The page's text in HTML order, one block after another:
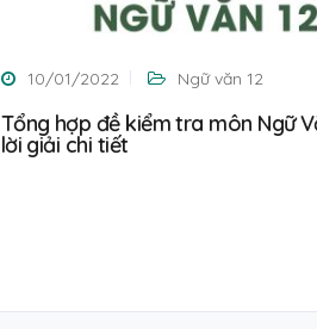
10/01/2022 Ngữ văn 12
Tổng hợp đề kiểm tra môn Ngữ
lời giải chi tiết